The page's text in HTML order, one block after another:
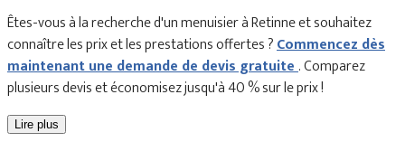
Êtes-vous à la recherche d'un menuisier à Retinne et souhaitez
connaître les prix et les prestations offertes ?Commencez dès
maintenant une demande de devis gratuite. Comparez
plusieurs devis et économisez jusqu'à 40 % sur le prix !
Lire plus